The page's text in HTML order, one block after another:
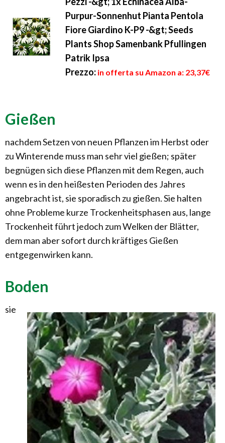
Purpur-Sonnenhut Pianta Pentola
Fiore Giardino K-P9 -&gt; Seeds
Plants Shop Samenbank Pfullingen
Patrik Ipsa
Prezzo: in offerta su Amazon a: 23,37€
Gießen
nachdem Setzen von neuen Pflanzen im Herbst oder
zu Winterende muss man sehr viel gießen; später
begnügen sich diese Pflanzen mit dem Regen, auch
wenn es in den heißesten Perioden des Jahres
angebracht ist, sie sporadisch zu gießen. Sie halten
ohne Probleme kurze Trockenheitsphasen aus, lange
Trockenheit führt jedoch zum Welken der Blätter,
dem man aber sofort durch kräftiges Gießen
entgegenwirken kann.
Boden
sie